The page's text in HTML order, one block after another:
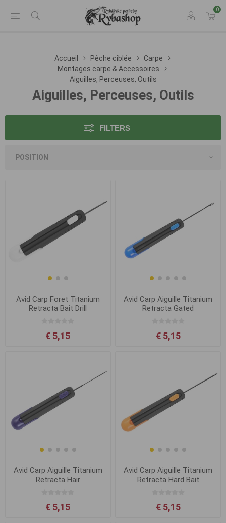
0
Accueil Pêche ciblée
Carpe
Montages carpe & Accessoires
Aiguilles, Perceuses, Outils
Aiguilles, Perceuses, Outils
FILTERS
Avid Carp Foret Titanium
Retracta Bait Drill
€ 5,15
Avid Carp Aiguille Titanium
Retracta Gated
€ 5,15
Avid Carp Aiguille Titanium
Retracta Hair
€ 5,15
Avid Carp Aiguille Titanium
Retracta Hard Bait
€ 5,15